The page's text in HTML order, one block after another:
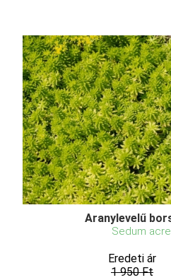
Aranylevelű
Sedum
Eredeti ár
1 950 Ft